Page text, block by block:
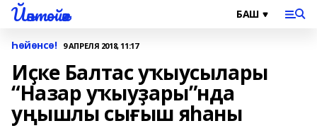
Йәнтөйәк
Һөйөнсө! 9 АПРЕЛЯ 2018, 11:17
Иҫке Балтас уҡыусылары
“Назар уҡыуҙары”нда
уңышлы сығыш яһаны